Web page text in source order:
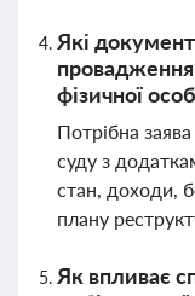
Які
провадження
фізичної
Потрібна
суду з
стан, доходи,
плану
Як впливає